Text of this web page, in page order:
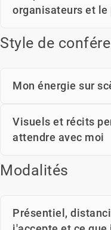
organisateurs et le
Style de
Mon énergie sur
Visuels et récits
attendre avec moi
Modalités
Présentiel,